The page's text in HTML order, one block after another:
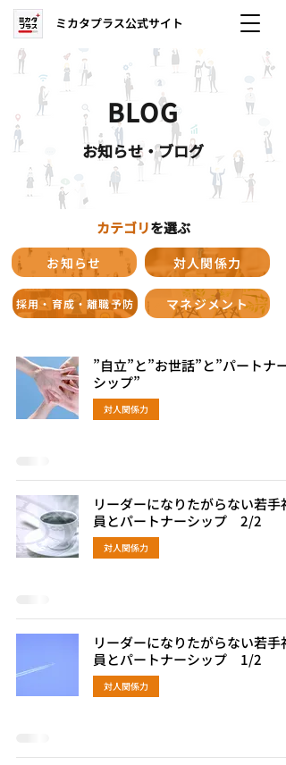
ミカタプラス公式サイト
BLOG
お知らせ・ブログ
カテゴリを選ぶ
お知らせ 対人関係力
採用・育成・離職予防 マネジメント
”自立”と”お世話”と”パートナー
シップ”
対人関係力
リーダーになりたがらない若手社
員とパートナーシップ 2/2
対人関係力
リーダーになりたがらない若手社
員とパートナーシップ 1/2
対人関係力